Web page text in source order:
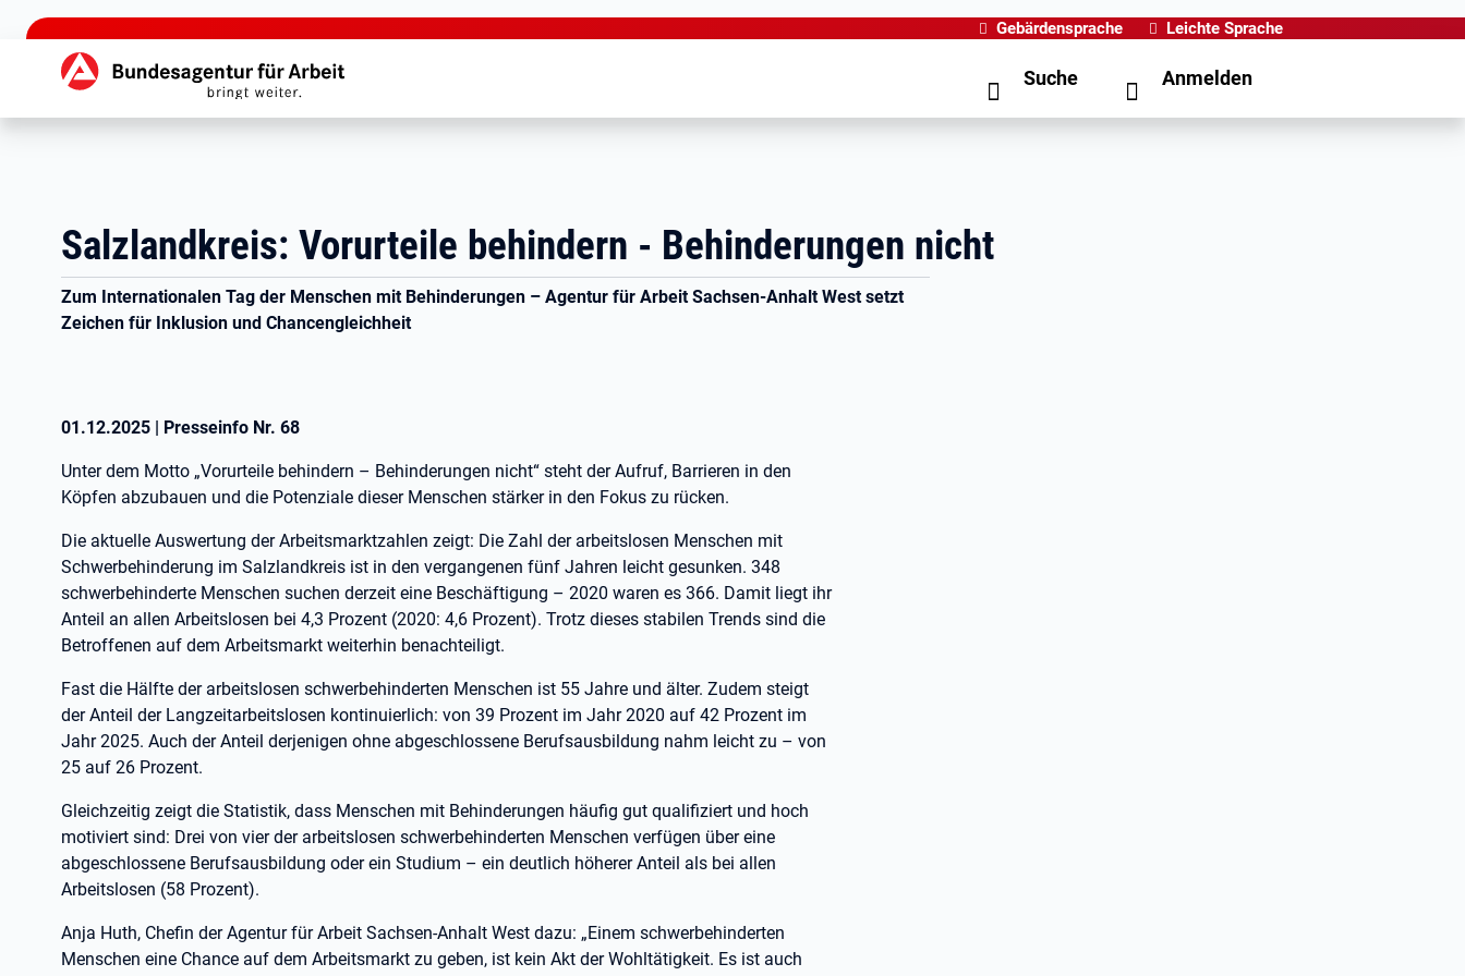
zu den Hauptinhalten springen
Gebärdensprache Leichte Sprache
Hauptnavigation Suche Anmelden
Salzlandkreis: Vorurteile behindern - Behinderungen nicht
Zum Internationalen Tag der Menschen mit Behinderungen – Agentur für Arbeit Sachsen-Anhalt West setzt
Zeichen für Inklusion und Chancengleichheit
01.12.2025 | Presseinfo Nr. 68
Unter dem Motto „Vorurteile behindern – Behinderungen nicht“ steht der Aufruf, Barrieren in den
Köpfen abzubauen und die Potenziale dieser Menschen stärker in den Fokus zu rücken.
Die aktuelle Auswertung der Arbeitsmarktzahlen zeigt: Die Zahl der arbeitslosen Menschen mit
Schwerbehinderung im Salzlandkreis ist in den vergangenen fünf Jahren leicht gesunken. 348
schwerbehinderte Menschen suchen derzeit eine Beschäftigung – 2020 waren es 366. Damit liegt ihr
Anteil an allen Arbeitslosen bei 4,3 Prozent (2020: 4,6 Prozent). Trotz dieses stabilen Trends sind die
Betroffenen auf dem Arbeitsmarkt weiterhin benachteiligt.
Fast die Hälfte der arbeitslosen schwerbehinderten Menschen ist 55 Jahre und älter. Zudem steigt
der Anteil der Langzeitarbeitslosen kontinuierlich: von 39 Prozent im Jahr 2020 auf 42 Prozent im
Jahr 2025. Auch der Anteil derjenigen ohne abgeschlossene Berufsausbildung nahm leicht zu – von
25 auf 26 Prozent.
Gleichzeitig zeigt die Statistik, dass Menschen mit Behinderungen häufig gut qualifiziert und hoch
motiviert sind: Drei von vier der arbeitslosen schwerbehinderten Menschen verfügen über eine
abgeschlossene Berufsausbildung oder ein Studium – ein deutlich höherer Anteil als bei allen
Arbeitslosen (58 Prozent).
Anja Huth, Chefin der Agentur für Arbeit Sachsen-Anhalt West dazu: „Einem schwerbehinderten
Menschen eine Chance auf dem Arbeitsmarkt zu geben, ist kein Akt der Wohltätigkeit. Es ist auch